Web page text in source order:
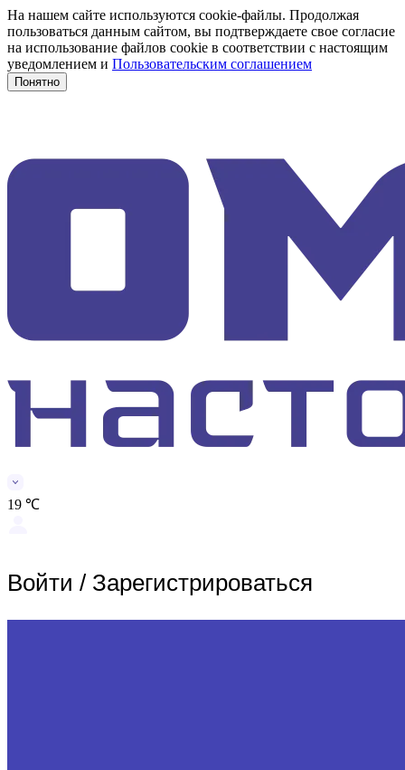
На нашем сайте используются cookie-файлы. Продолжая
пользоваться данным сайтом, вы подтверждаете свое согласие
на использование файлов cookie в соответствии с настоящим
уведомлением и Пользовательским соглашением
Понятно
19 ℃
Войти / Зарегистрироваться